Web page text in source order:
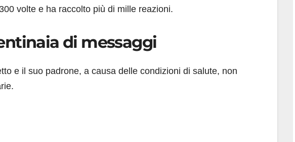
volte e ha raccolto più di mille reazioni.
di messaggi
e il suo padrone, a causa delle condizioni di salute, non